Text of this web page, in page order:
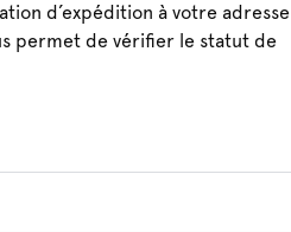
d’expédition à votre adresse
permet de vérifier le statut de